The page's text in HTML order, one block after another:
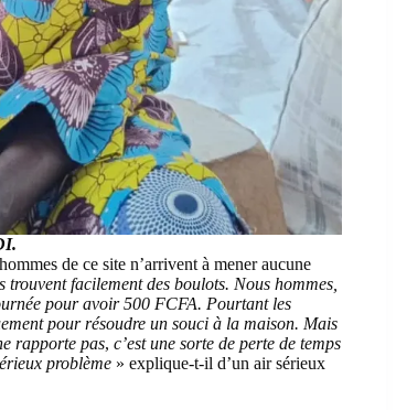
de ce site n’arrivent à mener aucune
facilement des boulots. Nous hommes,
pour avoir 500 FCFA. Pourtant les
pour résoudre un souci à la maison. Mais
rapporte pas, c’est une sorte de perte de temps
problème » explique-t-il d’un air sérieux